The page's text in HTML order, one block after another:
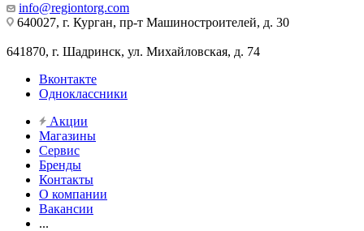
info@regiontorg.com
640027, г. Курган, пр-т Машиностроителей, д. 30
641870, г. Шадринск, ул. Михайловская, д. 74
Вконтакте
Одноклассники
Акции
Магазины
Сервис
Бренды
Контакты
О компании
Вакансии
...